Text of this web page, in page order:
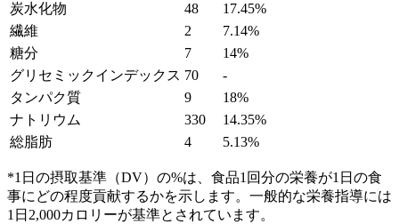
炭水化物
48
17.45%
繊維
2
7.14%
糖分
7
14%
グリセミックインデックス 70
-
タンパク質
9
18%
ナトリウム
330
14.35%
総脂肪
4 5.13%
*1日の摂取基準（DV）の%は、食品1回分の栄養が1日の食
事にどの程度貢献するかを示します。一般的な栄養指導には
1日2,000カロリーが基準とされています。